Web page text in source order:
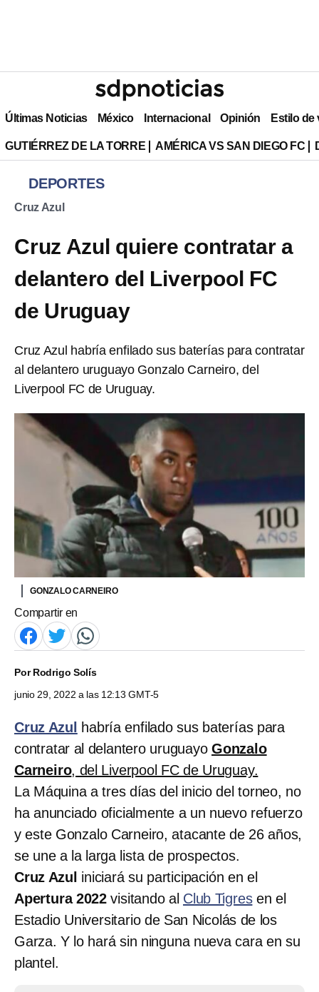
Últimas Noticias México Internacional Opinión Estilo de
GUTIÉRREZ DE LA TORRE AMÉRICA VS SAN DIEGO FC
DEPORTES
Cruz Azul
Cruz Azul quiere contratar a
delantero del Liverpool FC
de Uruguay
Cruz Azul habría enfilado sus baterías para contratar
al delantero uruguayo Gonzalo Carneiro, del
Liverpool FC de Uruguay.
GONZALO CARNEIRO
Compartir en
PorRodrigo Solís
junio 29, 2022 a las 12:13 GMT-5
Cruz Azul
habría enfilado sus baterías para
contratar al delantero uruguayoGonzalo
Carneiro, del Liverpool FC de Uruguay.
La Máquina a tres días del inicio del torneo, no
ha anunciado oficialmente a un nuevo refuerzo
y este Gonzalo Carneiro, atacante de 26 años,
se une a la larga lista de prospectos.
Cruz Azul iniciará su participación en el
Apertura 2022 visitando al Club Tigresen el
Estadio Universitario de San Nicolás de los
Garza. Y lo hará sin ninguna nueva cara en su
plantel.